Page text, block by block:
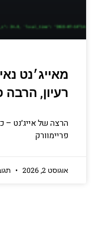
רעיון,
הרצה של אייג׳נט –
פריימוורק
אוגוסט 2, 2026